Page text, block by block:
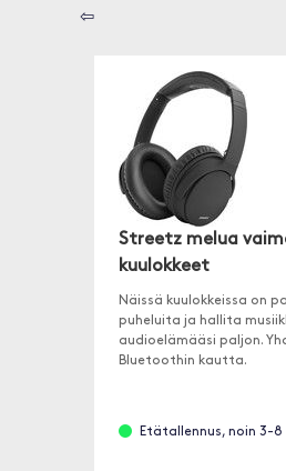
⇦
Streetz melua
kuulokkeet
Näissä kuulokkeissa on
puheluita ja hallita
audioelämääsi paljon.
Bluetoothin kautta.
Etätallennus, noin 3-8